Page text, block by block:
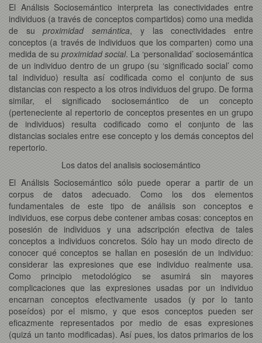
El Análisis Sociosemántico interpreta las conectividades entre
individuos (a través de conceptos compartidos) como una medida
de suproximidad semántica, y las conectividades entre
conceptos (a través de individuos que los comparten) como una
medida de su proximidad social. La ‘personalidad’ sociosemántica
de un individuo dentro de un grupo (su ‘significado social’ como
tal individuo) resulta así codificada como el conjunto de sus
distancias con respecto a los otros individuos del grupo. De forma
similar, el significado sociosemántico de un concepto
(perteneciente al repertorio de conceptos presentes en un grupo
de individuos) resulta codificado como el conjunto de las
distancias sociales entre ese concepto y los demás conceptos del
repertorio.
Los datos del analisis sociosemántico
El Análisis Sociosemántico sólo puede operar a partir de un
corpus de datos adecuado. Como los dos elementos
fundamentales de este tipo de análisis son conceptos e
individuos, ese corpus debe contener ambas cosas: conceptos en
posesión de individuos y una adscripción efectiva de tales
conceptos a individuos concretos. Sólo hay un modo directo de
conocer qué conceptos se hallan en posesión de un individuo:
considerar las expresiones que ese individuo realmente usa.
Como principio metodológico se asumirá sin mayores
complicaciones que las expresiones usadas por un individuo
encarnan conceptos efectivamente usados (y por lo tanto
poseídos) por el mismo, y que esos conceptos pueden ser
eficazmente representados por medio de esas expresiones
(quizá un tanto modificadas). Así pues, los datos primarios de los